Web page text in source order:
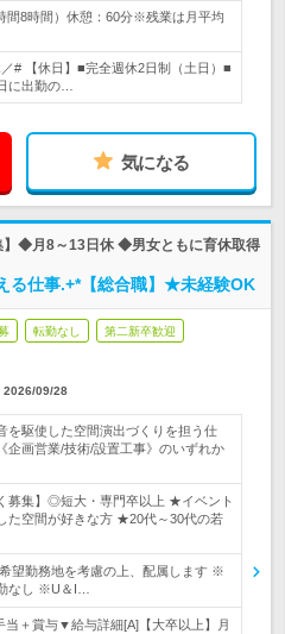
間8時間）休憩：60分※残業は月平均
# 【休日】■完全週休2日制（土日）■
に出勤の…
気になる
】◆月8～13日休 ◆男女ともに育休取得
る仕事.+*【総合職】★未経験OK
転勤なし 第二新卒歓迎
2026/09/28
を駆使した空間演出づくりを担う仕
企画営業/技術/設置工事》のいずれか
募集】◎短大・専門卒以上 ★イベント
た空間が好きな方 ★20代～30代の若
望勤務地を考慮の上、配属します ※
なし ※U＆I…
当＋賞与▼給与詳細[A]【大卒以上】月